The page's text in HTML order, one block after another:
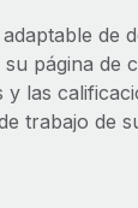
de
página de
las
trabajo de